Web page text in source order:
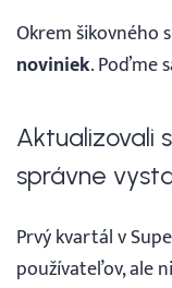
Prihlásenie
Okrem šikovného
noviniek. Poďme
Aktualizovali
správne
Prvý kvartál v
používateľov, ale